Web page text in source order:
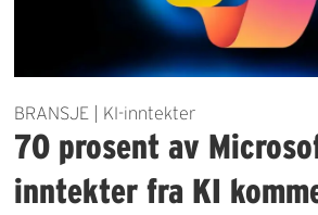
BRANSJE | KI-inntekter
70 prosent av
inntekter fra KI